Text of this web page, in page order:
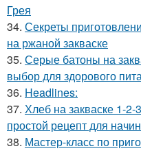
Грея
34. Секреты
на ржаной закваске
35. Серые батоны на
выбор для здорового
36. Headlines:
37. Хлеб на закваске 1-
простой рецепт для
38. Мастер-класс по